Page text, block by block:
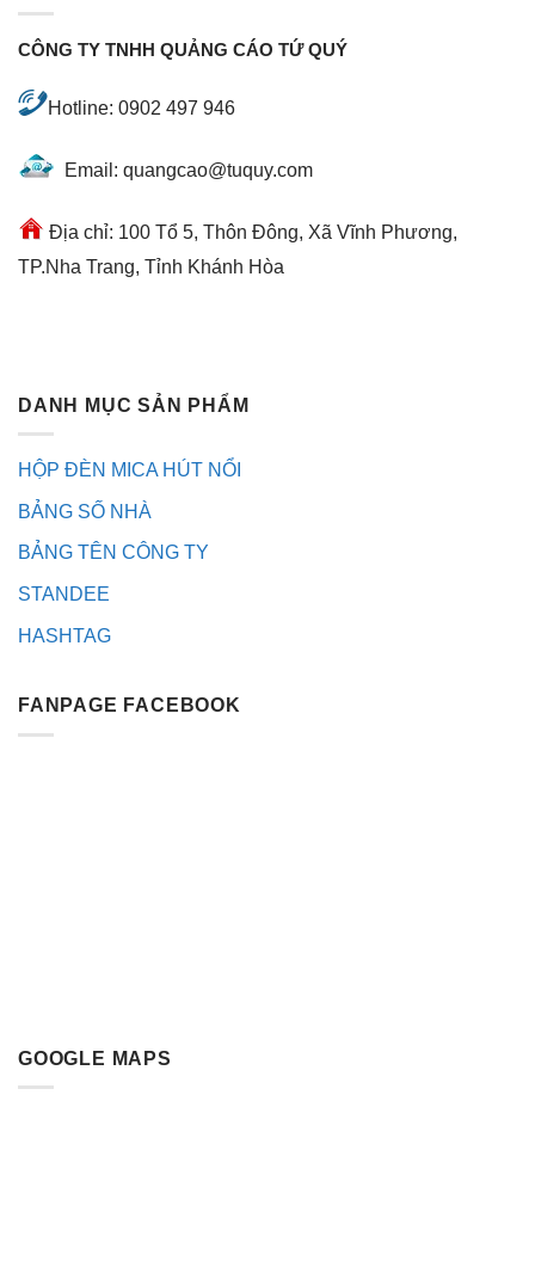
CÔNG TY TNHH QUẢNG CÁO TỨ QUÝ
Hotline: 0902 497 946
Email: quangcao@tuquy.com
Địa chỉ: 100 Tổ 5, Thôn Đông, Xã Vĩnh Phương,
TP.Nha Trang, Tỉnh Khánh Hòa
DANH MỤC SẢN PHẨM
HỘP ĐÈN MICA HÚT NỔI
BẢNG SỐ NHÀ
BẢNG TÊN CÔNG TY
STANDEE
HASHTAG
FANPAGE FACEBOOK
GOOGLE MAPS